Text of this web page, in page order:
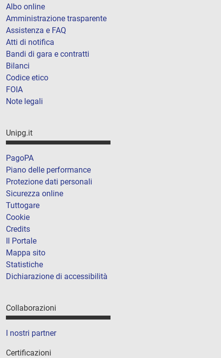
Albo online
Amministrazione trasparente
Assistenza e FAQ
Atti di notifica
Bandi di gara e contratti
Bilanci
Codice etico
FOIA
Note legali
Unipg.it
PagoPA
Piano delle performance
Protezione dati personali
Sicurezza online
Tuttogare
Cookie
Credits
Il Portale
Mappa sito
Statistiche
Dichiarazione di accessibilità
Collaborazioni
I nostri partner
Certificazioni